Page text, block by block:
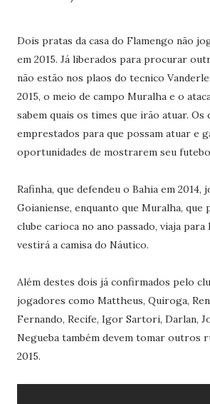
Dois pratas da casa do Flamengo não
em 2015. Já liberados para procurar
não estão nos plaos do tecnico
2015, o meio de campo Muralha e o
sabem quais os times que irão atuar. Os
emprestados para que possam atuar e
oportunidades de mostrarem seu
Rafinha, que defendeu o Bahia em
Goianiense, enquanto que Muralha, que
clube carioca no ano passado, viaja para
vestirá a camisa do Náutico.
Além destes dois já confirmados pelo
jogadores como Mattheus, Quiroga,
Fernando, Recife, Igor Sartori, Darlan,
Negueba também devem tomar outros
2015.